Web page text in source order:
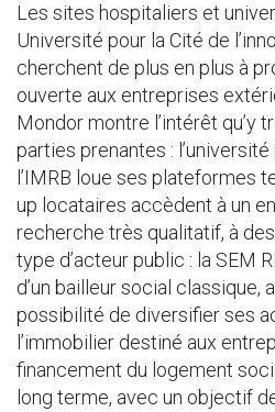
Les sites hospitaliers et
Université pour la Cité de
cherchent de plus en plus à
ouverte aux entreprises
Mondor montre l’intérêt qu’y
parties prenantes :
l’IMRB loue ses plateformes
up locataires accèdent à un
recherche très qualitatif, à
type d’acteur public : la SEM
d’un bailleur social classique,
possibilité de diversifier ses
l’immobilier destiné aux
financement du logement
long terme, avec un objectif